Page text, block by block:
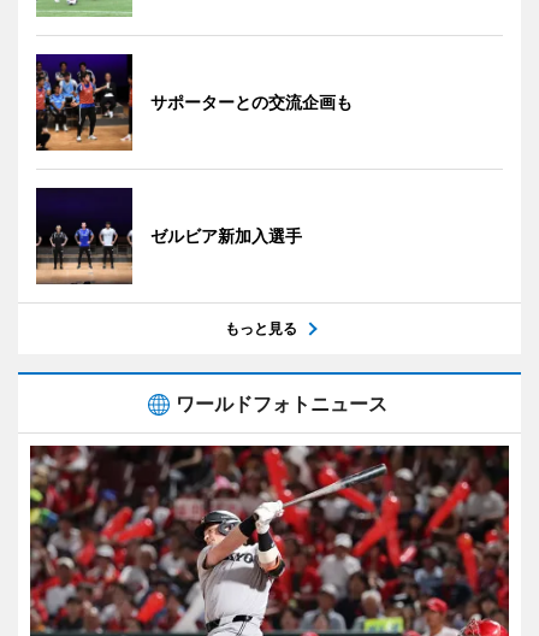
サポーターとの交流企画も
ゼルビア新加入選手
もっと見る
ワールドフォトニュース